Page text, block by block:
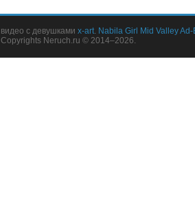
видео с девушками x-art. Nabila Girl Mid Valley
Copyrights Neruch.ru © 2014–2026.